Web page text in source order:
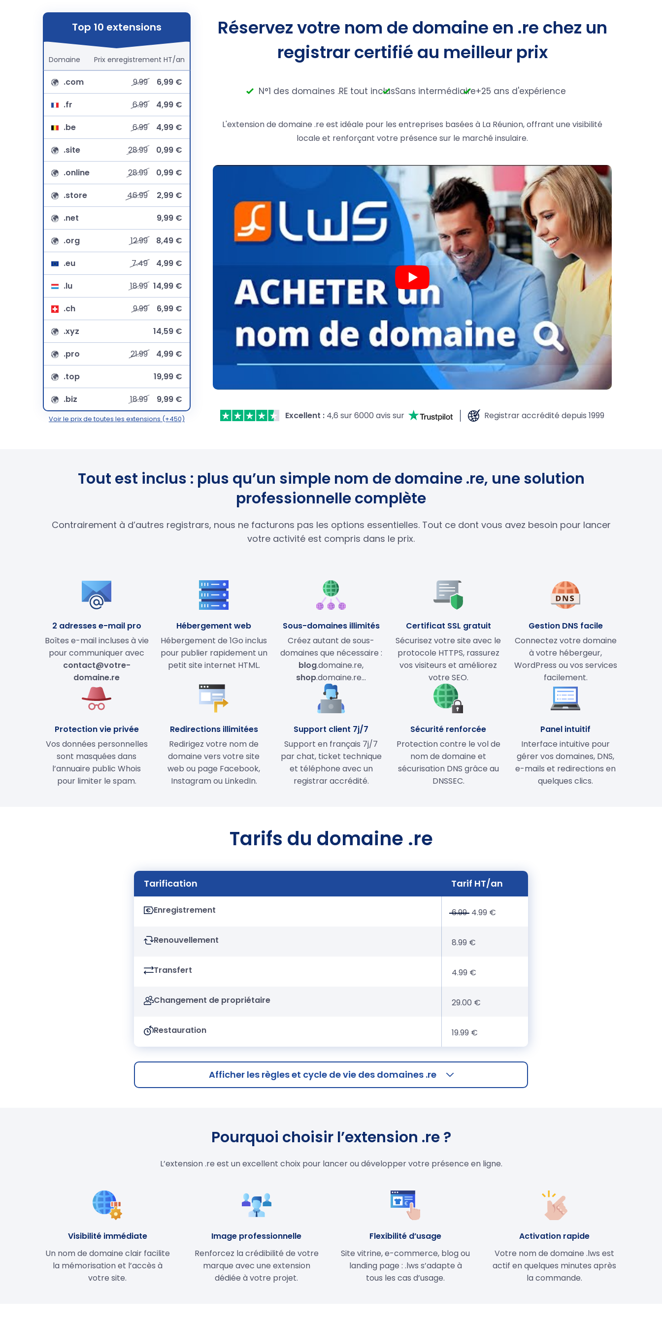
Top 10 extensions
Domaine Prix enregistrement HT/an
.com 9.99
6,99 €
.fr
6.99
4,99 €
.be
6.99
4,99 €
.site
28.99
0,99 €
.online
28.99
0,99 €
.store
46.99
2,99 €
.net
9,99 €
.org
12.99
8,49 €
.eu
7.49
4,99 €
.lu
18.99 14,99 €
.ch
9.99
6,99 €
.xyz
14,59 €
.pro
21.99
4,99 €
.top
19,99 €
.biz
18.99 9,99 €
Voir le prix de toutes les extensions (+450)
Réservez votre nom de domaine en .re chez un
registrar certifié au meilleur prix
N°1 des domaines .RE tout inclusSans intermédiaire+25 ans d'expérience
L'extension de domaine .re est idéale pour les entreprises basées à La Réunion, offrant une visibilité
locale et renforçant votre présence sur le marché insulaire.
Excellent : 4,6 sur 6000 avis sur Registrar accrédité depuis 1999
Tout est inclus : plus qu’un simple nom de domaine .re, une solution
professionnelle complète
Contrairement à d’autres registrars, nous ne facturons pas les options essentielles. Tout ce dont vous avez besoin pour lancer
votre activité est compris dans le prix.
2 adresses e-mail pro
Boîtes e-mail incluses à vie
pour communiquer avec
contact@votre-
domaine.re
Hébergement web
Hébergement de 1Go inclus
pour publier rapidement un
petit site internet HTML.
Sous-domaines illimités
Créez autant de sous-
domaines que nécessaire :
blog.domaine.re,
shop.domaine.re…
Certificat SSL gratuit
Sécurisez votre site avec le
protocole HTTPS, rassurez
vos visiteurs et améliorez
votre SEO.
Gestion DNS facile
Connectez votre domaine
à votre hébergeur,
WordPress ou vos services
facilement.
Protection vie privée
Vos données personnelles
sont masquées dans
l’annuaire public Whois
pour limiter le spam.
Redirections illimitées
Redirigez votre nom de
domaine vers votre site
web ou page Facebook,
Instagram ou LinkedIn.
Support client 7j/7
Support en français 7j/7
par chat, ticket technique
et téléphone avec un
registrar accrédité.
Sécurité renforcée
Protection contre le vol de
nom de domaine et
sécurisation DNS grâce au
DNSSEC.
Panel intuitif
Interface intuitive pour
gérer vos domaines, DNS,
e-mails et redirections en
quelques clics.
Tarifs du domaine .re
Tarification Tarif HT/an
Enregistrement 6.99 4.99 €
Renouvellement 8.99 €
Transfert 4.99 €
Changement de propriétaire 29.00 €
Restauration 19.99 €
Afficherles règles et cycle de vie des domaines .re
Pourquoi choisir l’extension .re ?
L’extension .re est un excellent choix pour lancer ou développer votre présence en ligne.
Visibilité immédiate
Un nom de domaine clair facilite
la mémorisation et l’accès à
votre site.
Image professionnelle
Renforcez la crédibilité de votre
marque avec une extension
dédiée à votre projet.
Flexibilité d’usage
Site vitrine, e-commerce, blog ou
landing page : .lws s’adapte à
tous les cas d’usage.
Activation rapide
Votre nom de domaine .lws est
actif en quelques minutes après
la commande.